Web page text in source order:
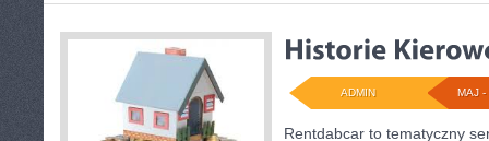
MAJ -
ADMIN
Rentdabcar to tematyczny